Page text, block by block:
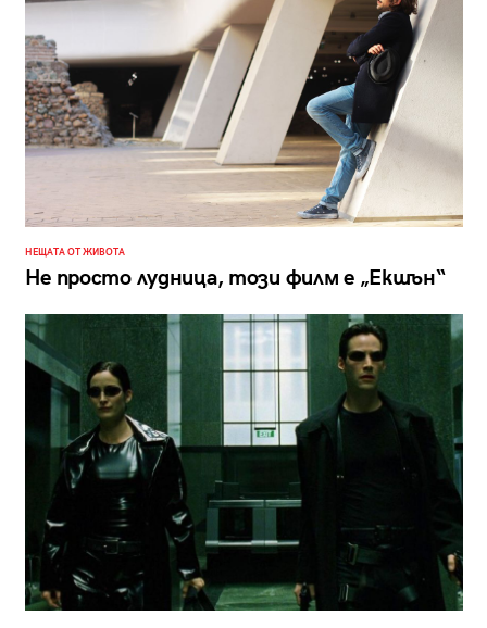
НЕЩАТА ОТ ЖИВОТА
Не просто лудница, този филм е „Екшън“